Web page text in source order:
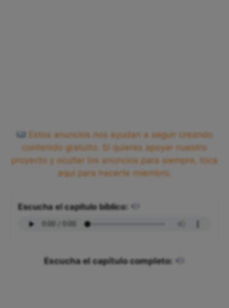
Estos anuncios nos ayudan a seguir creando
contenido gratuito. Si quieres apoyar nuestro
proyecto y ocultar los anuncios para siempre, toca
aquí para hacerte miembro.
Escucha el capítulo bíblico:
Escucha el capítulo completo: